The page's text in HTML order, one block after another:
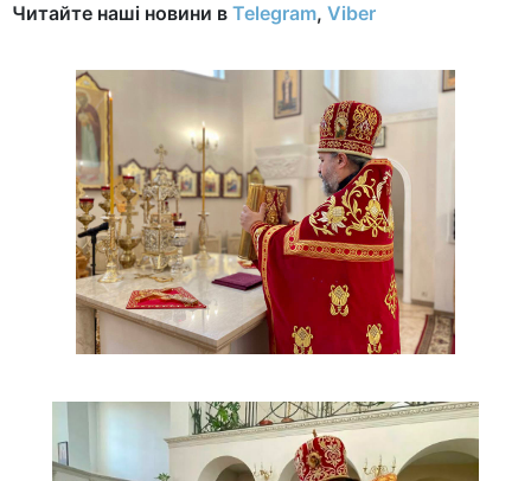
Читайте наші новини в Telegram, Viber